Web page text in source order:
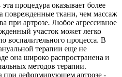
процедура оказывает более
поврежденные ткани, чем массаж
при артрозе. Любое агрессивное
участок может легко
воспалительного процесса. В
терапии еще не
она широко распространена и
методов терапии.
при деформирующем артрозе -